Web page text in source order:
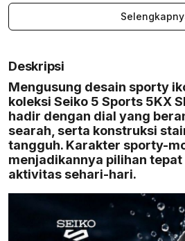
Deskripsi
Mengusung desain sporty
koleksi Seiko 5 Sports 5KX
hadir dengan dial yang
searah, serta konstruksi
tangguh. Karakter sporty-
menjadikannya pilihan
aktivitas sehari-hari.